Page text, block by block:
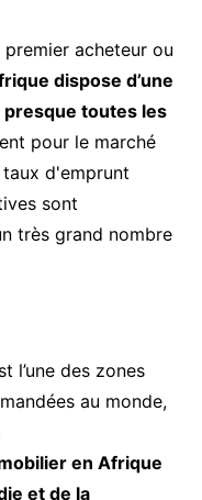
acheteur ou
dispose d’une
toutes les
pour le marché
d'emprunt
sont
très grand nombre
l’une des zones
au monde,
en Afrique
et de la